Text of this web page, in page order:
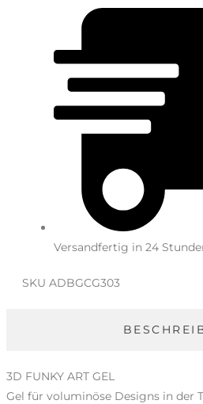
Versandfertig in 24
SKU ADBGCG303
3D FUNKY ART GEL
Gel für voluminöse Designs in der